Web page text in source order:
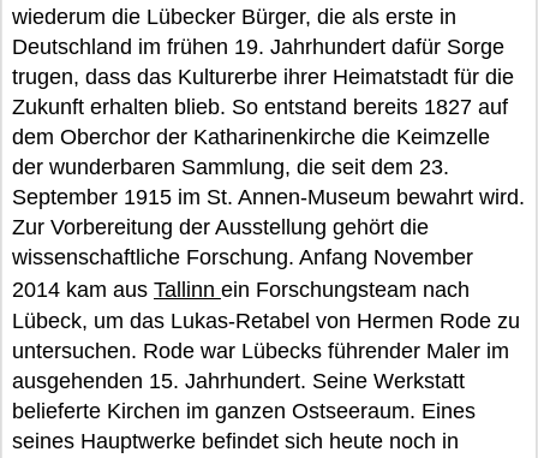
wiederum die Lübecker Bürger, die als erste in
Deutschland im frühen 19. Jahrhundert dafür Sorge
trugen, dass das Kulturerbe ihrer Heimatstadt für die
Zukunft erhalten blieb. So entstand bereits 1827 auf
dem Oberchor der Katharinenkirche die Keimzelle
der wunderbaren Sammlung, die seit dem 23.
September 1915 im St. Annen-Museum bewahrt wird.
Zur Vorbereitung der Ausstellung gehört die
wissenschaftliche Forschung. Anfang November
2014 kam aus Tallinn ein Forschungsteam nach
Lübeck, um das Lukas-Retabel von Hermen Rode zu
untersuchen. Rode war Lübecks führender Maler im
ausgehenden 15. Jahrhundert. Seine Werkstatt
belieferte Kirchen im ganzen Ostseeraum. Eines
seines Hauptwerke befindet sich heute noch in